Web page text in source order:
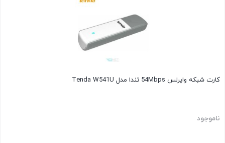
کارت شبکه وایرلس 54Mbps تندا مدل Tenda W541U
ناموجود